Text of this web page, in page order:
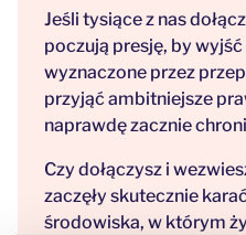
Jeśli tysiące z nas
poczują presję, by
wyznaczone przez
przyjąć ambitniejsze
naprawdę zacznie
Czy dołączysz i
zaczęły skutecznie
środowiska, w którym